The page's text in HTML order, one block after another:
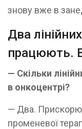
знову вже в
Два
працюють.
— Скільки
в онкоцентрі?
— Два.
променевої